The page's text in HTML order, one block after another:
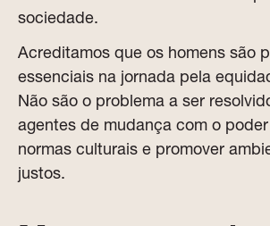
sociedade.
Acreditamos que os homens são
essenciais na jornada pela
Não são o problema a ser
agentes de mudança com o
normas culturais e promover
justos.